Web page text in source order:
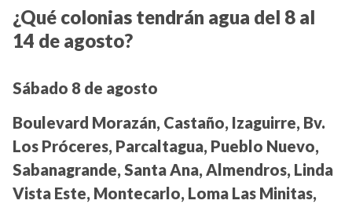
¿Qué colonias tendrán agua del 8 al
14 de agosto?
Sábado 8 de agosto
Boulevard Morazán, Castaño, Izaguirre, Bv.
Los Próceres, Parcaltagua, Pueblo Nuevo,
Sabanagrande, Santa Ana, Almendros, Linda
Vista Este, Montecarlo, Loma Las Minitas,